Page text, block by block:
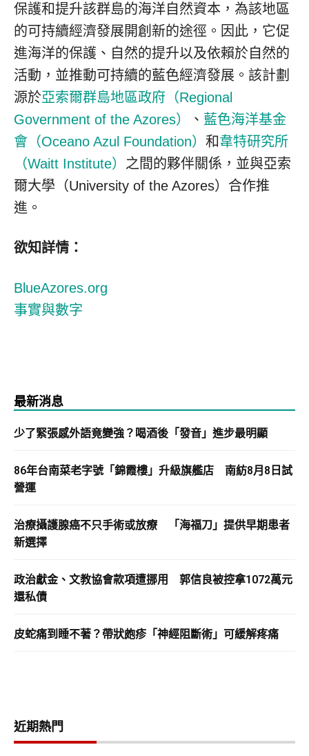
保護和提升該群島的海洋自然資本，為該地區
的可持續經濟發展開創新的途徑。因此，它促
進海洋的保護、自然的提升以及依賴於自然的
活動，並推動可持續的藍色經濟發展。該計劃
源於亞索爾群島地區政府（Regional
Government of the Azores）
、 藍色海洋基金
會（Oceano Azul Foundation） 和韋特研究所
（Waitt Institute） 之間的夥伴關係，並與亞索
爾大學（University of the Azores）合作推
進。
欲知詳情：
BlueAzores.org
事實與數字
最新消息
少了緊張感外語竟變強？喝酒後「發音」進步最明顯
86年台南菜老字號「錦霞樓」升級旗艦店 南紡8月8日試
營運
治療攝護腺癌不只手術或放療 「海福刀」提供早期患者
新選擇
政治獻金、文教協會款項遭挪用 郭信良被控拿1072萬元
還私債
皮蛇痛到睡不著？帶狀皰疹「神經阻斷術」可緩解疼痛
近期熱門